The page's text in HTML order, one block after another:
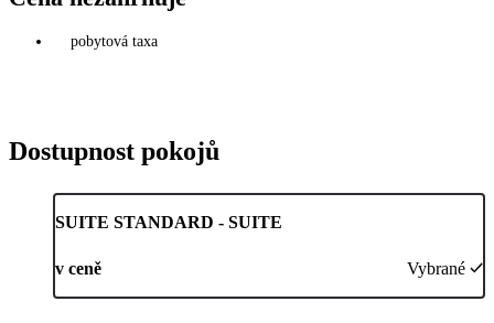
pobytová taxa
Dostupnost pokojů
SUITE STANDARD - SUITE
v ceně Vybrané